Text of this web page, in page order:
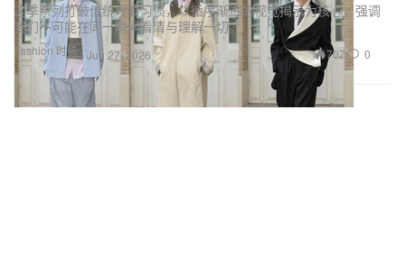
Fashion 时装
这季系列打破传统观看习惯，以循序渐进的视觉揭示为核心，强调
我们不可能在同一瞬间看清与理解一切。
Jun 27, 2026 707 0